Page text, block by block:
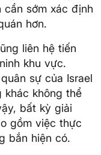
cần sớm xác định
hơn.
liên hệ tiến
khu vực.
sự của Israel
khác không thể
bất kỳ giải
gồm việc thực
bắn hiện có.